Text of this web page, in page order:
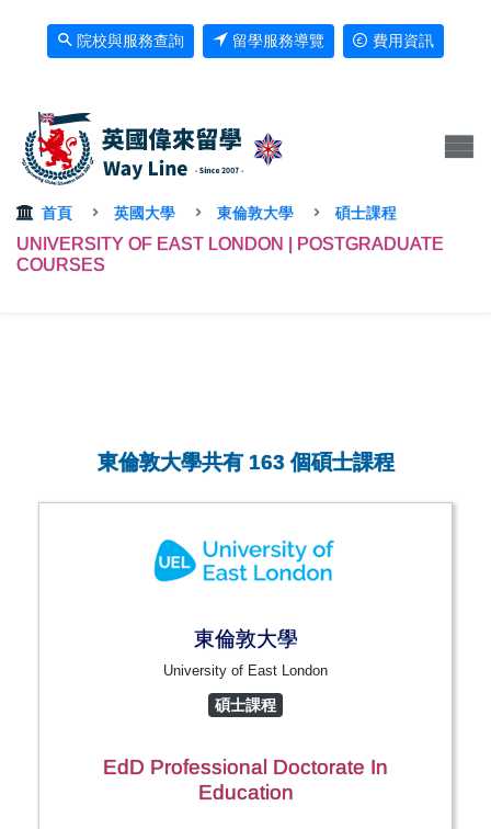
院校與服務查詢 留學服務導覽 費用資訊
首頁 英國大學 東倫敦大學 碩士課程
UNIVERSITY OF EAST LONDON | POSTGRADUATE
COURSES
東倫敦大學共有 163 個碩士課程
東倫敦大學
University of East London
碩士課程
EdD Professional Doctorate In
Education